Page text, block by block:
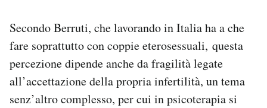
Secondo Berruti, che lavorando in Italia ha a che
fare soprattutto con coppie eterosessuali, questa
percezione dipende anche da fragilità legate
all’accettazione della propria infertilità, un tema
senz’altro complesso, per cui in psicoterapia si